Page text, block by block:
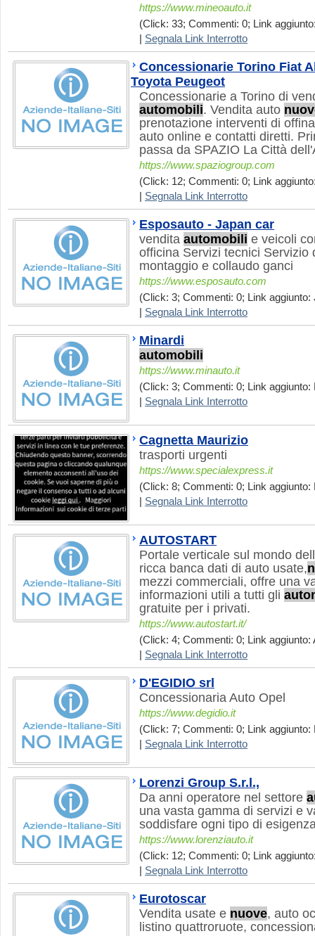
https://www.mineoauto.it
(Click: 33; Commenti: 0; Link
Segnala Link Interrotto
Concessionarie Torino Fiat
Toyota Peugeot
Concessionarie a Torino di
automobili. Vendita auto
prenotazione interventi di
auto online e contatti diretti.
passa da SPAZIO La Città
https://www.spaziogroup.com
(Click: 12; Commenti: 0; Link
Segnala Link Interrotto
Esposauto - Japan car
vendita automobili e veicoli
officina Servizi tecnici Servizio
montaggio e collaudo ganci
https://www.esposauto.com
(Click: 3; Commenti: 0; Link aggiunto:
Segnala Link Interrotto
Minardi
automobili
https://www.minauto.it
(Click: 3; Commenti: 0; Link aggiunto:
Segnala Link Interrotto
Cagnetta Maurizio
trasporti urgenti
https://www.specialexpress.it
(Click: 8; Commenti: 0; Link aggiunto:
Segnala Link Interrotto
AUTOSTART
Portale verticale sul mondo
ricca banca dati di auto usate,
mezzi commerciali, offre una
informazioni utili a tutti gli
gratuite per i privati.
https://www.autostart.it/
(Click: 4; Commenti: 0; Link aggiunto:
Segnala Link Interrotto
D'EGIDIO srl
Concessionaria Auto Opel
https://www.degidio.it
(Click: 7; Commenti: 0; Link aggiunto:
Segnala Link Interrotto
Lorenzi Group S.r.l.,
Da anni operatore nel settore
una vasta gamma di servizi e
soddisfare ogni tipo di
https://www.lorenziauto.it
(Click: 12; Commenti: 0; Link
Segnala Link Interrotto
Eurotoscar
Vendita usate e nuove, auto
listino quattroruote,